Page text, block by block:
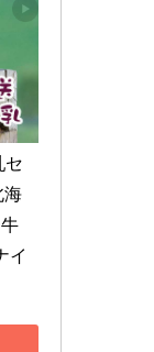
セ
海
イ